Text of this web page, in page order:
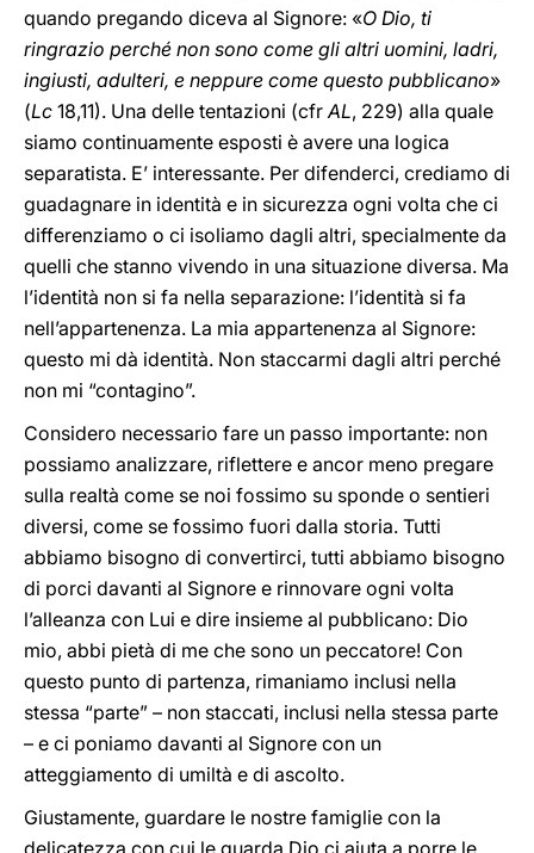
quando pregando diceva al Signore: «O Dio, ti
ringrazio perché non sono come gli altri uomini, ladri,
ingiusti, adulteri, e neppure come questo pubblicano»
(Lc 18,11). Una delle tentazioni (cfrAL, 229) alla quale
siamo continuamente esposti è avere una logica
separatista. E’ interessante. Per difenderci, crediamo di
guadagnare in identità e in sicurezza ogni volta che ci
differenziamo o ci isoliamo dagli altri, specialmente da
quelli che stanno vivendo in una situazione diversa. Ma
l’identità non si fa nella separazione: l’identità si fa
nell’appartenenza. La mia appartenenza al Signore:
questo mi dà identità. Non staccarmi dagli altri perché
non mi “contagino”.
Considero necessario fare un passo importante: non
possiamo analizzare, riflettere e ancor meno pregare
sulla realtà come se noi fossimo su sponde o sentieri
diversi, come se fossimo fuori dalla storia. Tutti
abbiamo bisogno di convertirci, tutti abbiamo bisogno
di porci davanti al Signore e rinnovare ogni volta
l’alleanza con Lui e dire insieme al pubblicano: Dio
mio, abbi pietà di me che sono un peccatore! Con
questo punto di partenza, rimaniamo inclusi nella
stessa “parte” – non staccati, inclusi nella stessa parte
– e ci poniamo davanti al Signore con un
atteggiamento di umiltà e di ascolto.
Giustamente, guardare le nostre famiglie con la
delicatezza con cui le guarda Dio ci aiuta a porre le